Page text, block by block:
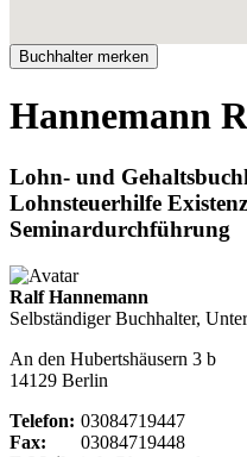
Hannemann
Lohn- und
Lohnsteuerhilfe
Seminardurchführung
Ralf Hannemann
Selbständiger Buchhalter,
An den Hubertshäusern 3 b
14129 Berlin
Telefon: 03084719447
Fax:
03084719448